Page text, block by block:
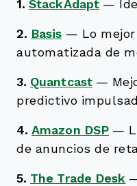
1. StackAdapt —
2. Basis — Lo
automatizada de
3. Quantcast —
predictivo
4. Amazon DSP —
de anuncios de
5. The Trade Desk